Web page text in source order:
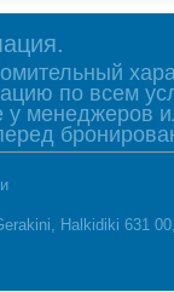
по всем
у менеджеров
Halkidiki 631